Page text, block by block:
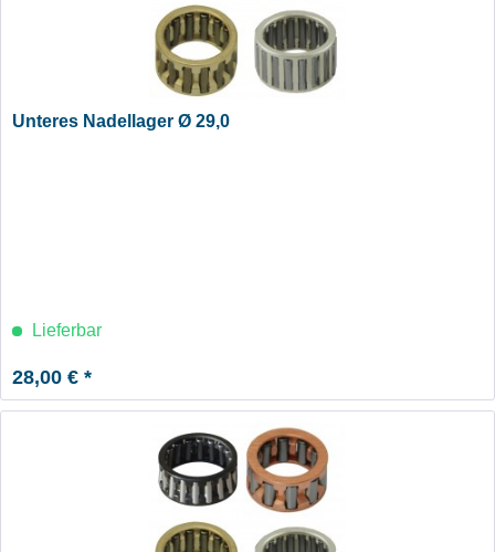
Unteres Nadellager Ø 29,0
Lieferbar
28,00 € *